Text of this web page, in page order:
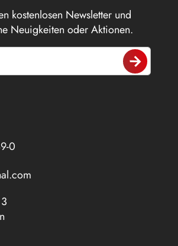
kostenlosen Newsletter und
Neuigkeiten oder Aktionen.
0